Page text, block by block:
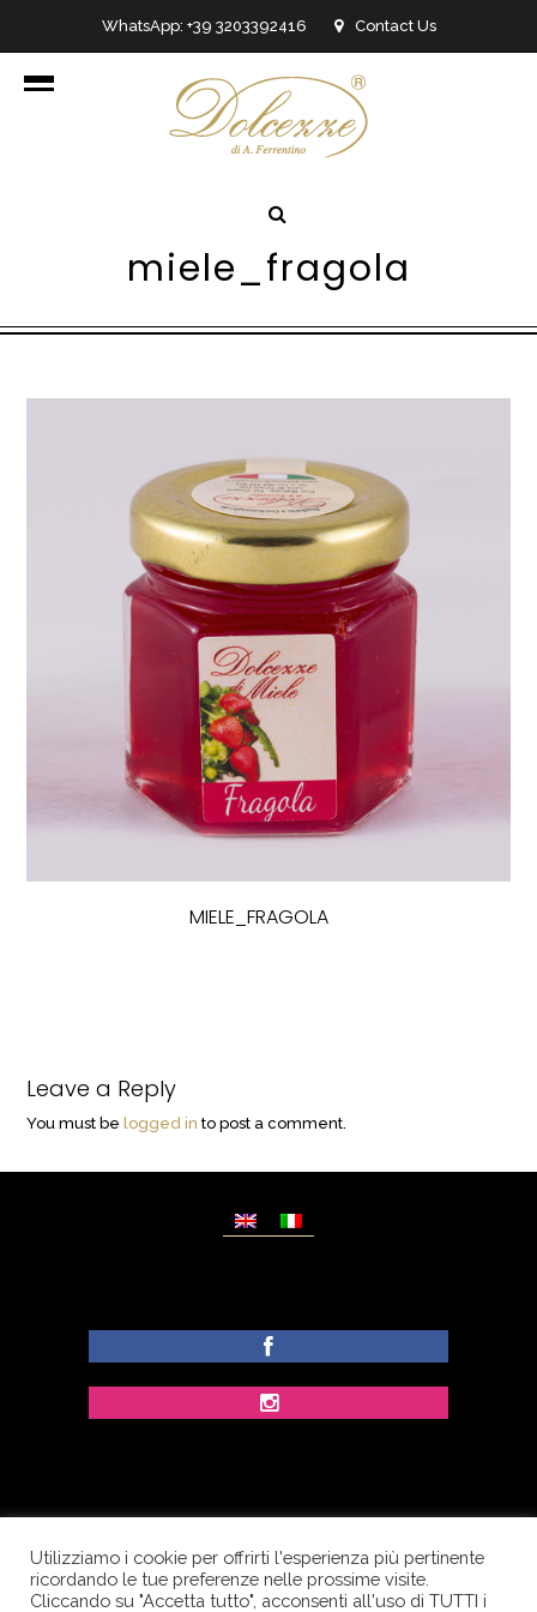
WhatsApp: +39 3203392416 Contact Us
info@dolcezzedicioccolato.it
miele_fragola
MIELE_FRAGOLA
Leave a Reply
You must be logged in to post a comment.
© Copyright Dolcezze di Ferrentino A. - P.IVA
IT02609400656 - Tutti i diritti riservati.
Utilizziamo i cookie per offrirti l'esperienza più pertinente
ricordando le tue preferenze nelle prossime visite.
Cliccando su "Accetta tutto", acconsenti all'uso di TUTTI i